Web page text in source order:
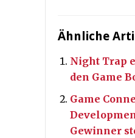
Ähnliche
Night Trap
den Game
Game
Gewinner